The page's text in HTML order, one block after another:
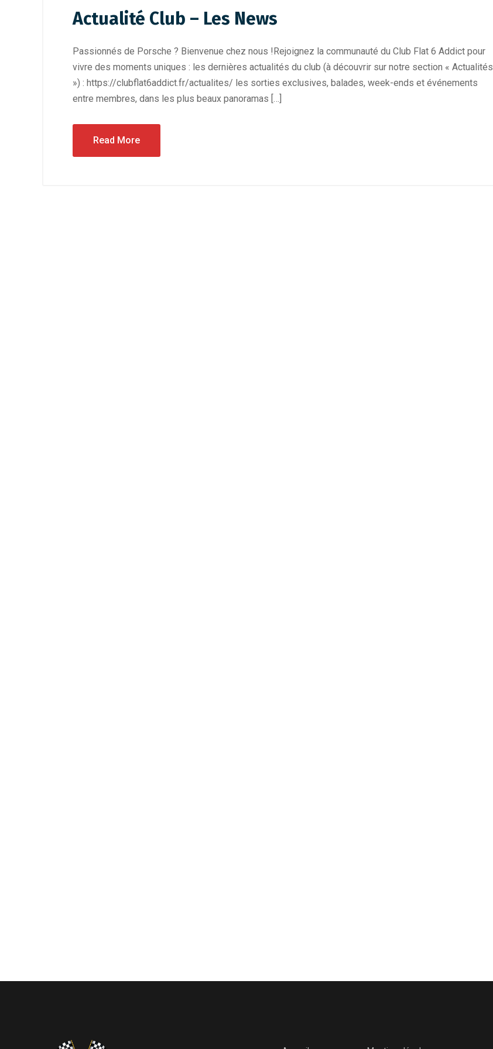
Actualité Club – Les News
Passionnés de Porsche ? Bienvenue chez nous !Rejoignez la communauté du Club Flat 6 Addict pour
vivre des moments uniques : les dernières actualités du club (à découvrir sur notre section « Actualités
») : https://clubflat6addict.fr/actualites/ les sorties exclusives, balades, week-ends et événements
entre membres, dans les plus beaux panoramas […]
Read More